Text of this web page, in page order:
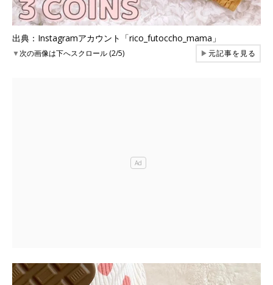
出典：Instagramアカウント「rico_futoccho_mama」
▼次の画像は下へスクロール (2/5) ▶元記事を見る